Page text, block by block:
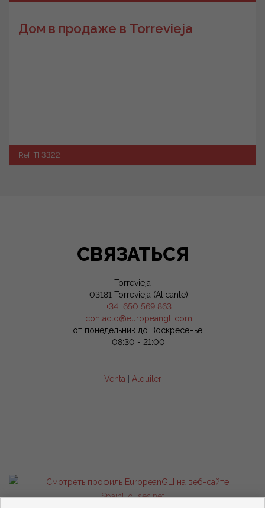
Дом в продаже в Torrevieja
Ref. TI 3322
СВЯЗАТЬСЯ
Torrevieja
03181 Torrevieja (Alicante)
+34 650 569 863
contacto@europeangli.com
от понедельник до Воскресенье:
08:30 - 21:00
Venta Alquiler